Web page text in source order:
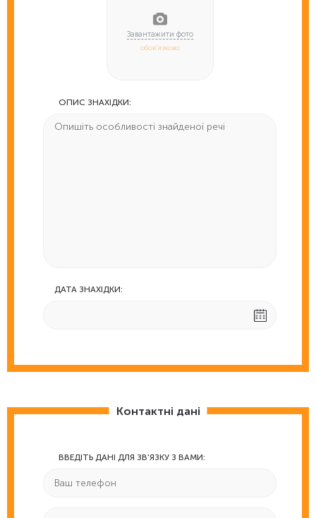
обов'язково
ОПИС ЗНАХІДКИ:
ДАТА ЗНАХІДКИ:
Контактні дані
ВВЕДІТЬ ДАНІ ДЛЯ ЗВ'ЯЗКУ З ВАМИ: